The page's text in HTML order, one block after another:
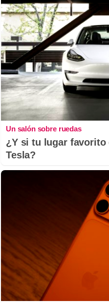
Un salón sobre ruedas
¿Y si tu lugar
Tesla?